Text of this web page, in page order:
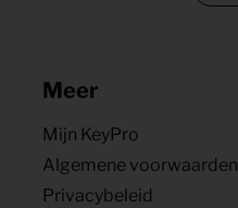
Meer
Mijn KeyPro
Algemene voorwaarden
Privacybeleid